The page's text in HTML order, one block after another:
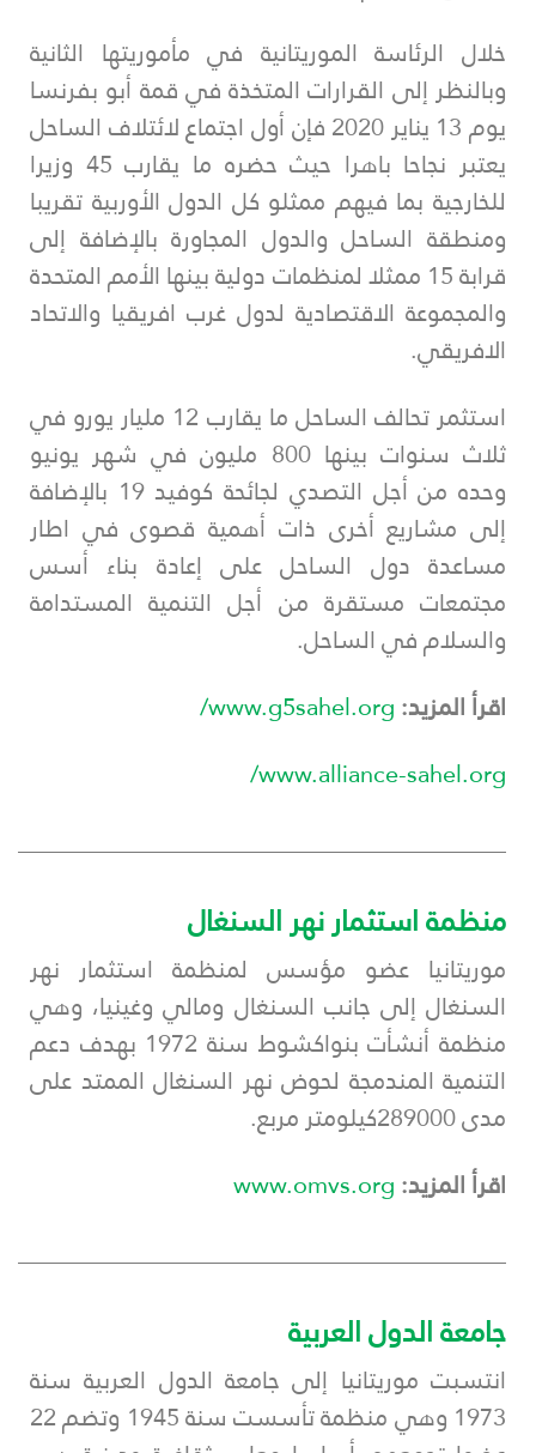
خلال الرئاسة الموريتانية في مأموريتها الثانية
وبالنظر إلى القرارات المتخذة في قمة أبو بفرنسا
يوم 13 يناير 2020 فإن أول اجتماع لائتلاف الساحل
يعتبر نجاحا باهرا حيث حضره ما يقارب 45 وزيرا
للخارجية بما فيهم ممثلو كل الدول الأوربية تقريبا
ومنطقة الساحل والدول المجاورة بالإضافة إلى
قرابة 15 ممثلا لمنظمات دولية بينها الأمم المتحدة
والمجموعة الاقتصادية لدول غرب افريقيا والاتحاد
الافريقي.
استثمر تحالف الساحل ما يقارب 12 مليار يورو في
ثلاث سنوات بينها 800 مليون في شهر يونيو
وحده من أجل التصدي لجائحة كوفيد 19 بالإضافة
إلى مشاريع أخرى ذات أهمية قصوى في اطار
مساعدة دول الساحل على إعادة بناء أسس
مجتمعات مستقرة من أجل التنمية المستدامة
والسلام في الساحل.
اقرأ المزيد:www.g5sahel.org/
www.alliance-sahel.org/
منظمة استثمار نهر السنغال
موريتانيا عضو مؤسس لمنظمة استثمار نهر
السنغال إلى جانب السنغال ومالي وغينيا، وهي
منظمة أنشأت بنواكشوط سنة 1972 بهدف دعم
التنمية المندمجة لحوض نهر السنغال الممتد على
مدى 289000
كيلومتر مربع.
اقرأ المزيد:www.omvs.org
جامعة الدول العربية
انتسبت موريتانيا إلى جامعة الدول العربية سنة
1973 وهي منظمة تأسست سنة 1945 وتضم 22